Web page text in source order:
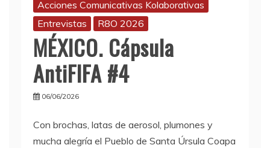
Acciones Comunicativas Kolaborativas
Entrevistas
R8O 2026
MÉXICO. Cápsula
AntiFIFA #4
06/06/2026
Con brochas, latas de aerosol, plumones y
mucha alegría el Pueblo de Santa Úrsula Coapa